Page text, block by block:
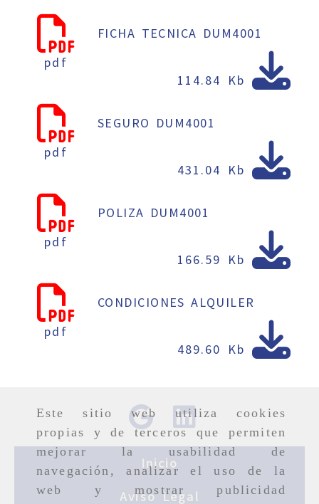
Este sitio web utiliza cookies
propias y de terceros que permiten
mejorar la usabilidad de
navegación, analizar el uso de la
web y mostrar publicidad
pdf
FICHA TECNICA DUM4001
114.84 Kb
pdf
SEGURO DUM4001
431.04 Kb
pdf
POLIZA DUM4001
166.59 Kb
pdf
CONDICIONES ALQUILER
489.60 Kb
Inicio
Aviso Legal